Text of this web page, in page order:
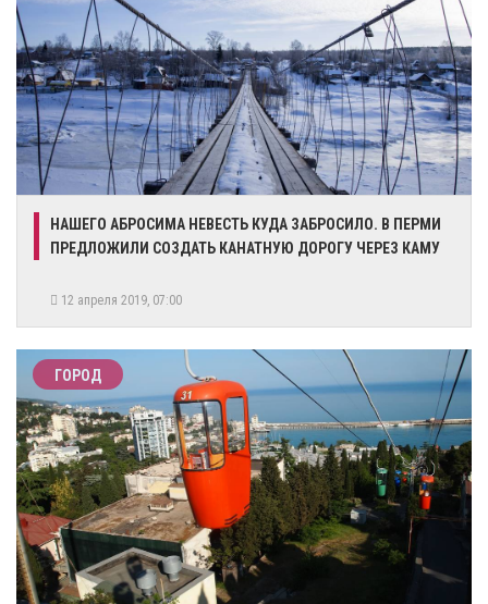
​НАШЕГО АБРОСИМА НЕВЕСТЬ КУДА ЗАБРОСИЛО. В ПЕРМИ
ПРЕДЛОЖИЛИ СОЗДАТЬ КАНАТНУЮ ДОРОГУ ЧЕРЕЗ КАМУ
12 апреля 2019, 07:00
ГОРОД